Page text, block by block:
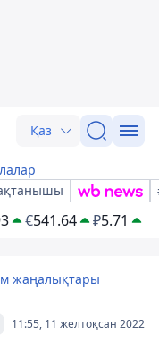
Қаз
€541.64 ₽5.71
жаңалықтары
11:55, 11 желтоқсан 2022